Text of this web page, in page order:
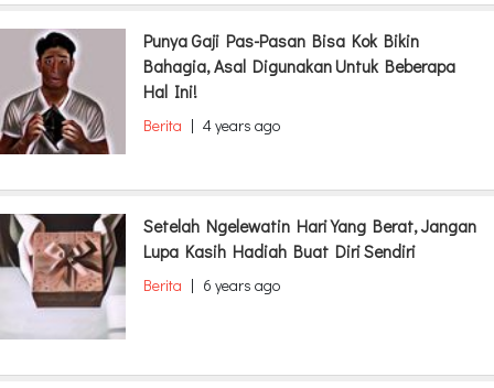
Punya Gaji Pas-Pasan Bisa Kok Bikin
Bahagia, Asal Digunakan Untuk Beberapa
Hal Ini!
Berita | 4 years ago
Setelah Ngelewatin Hari Yang Berat, Jangan
Lupa Kasih Hadiah Buat Diri Sendiri
Berita | 6 years ago